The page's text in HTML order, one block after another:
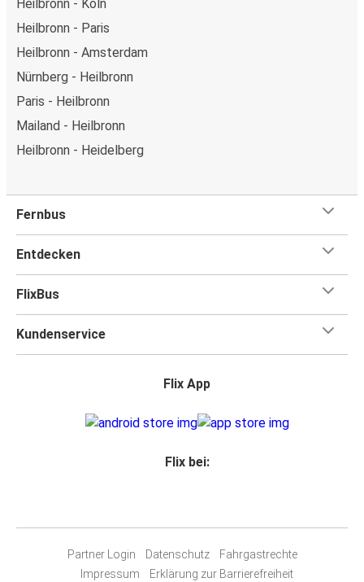
Heilbronn - Köln
Heilbronn - Paris
Heilbronn - Amsterdam
Nürnberg - Heilbronn
Paris - Heilbronn
Mailand - Heilbronn
Heilbronn - Heidelberg
Fernbus
Entdecken
FlixBus
Kundenservice
Flix App
Flix bei:
Partner Login Datenschutz
Fahrgastrechte
Impressum
Erklärung zur Barrierefreiheit